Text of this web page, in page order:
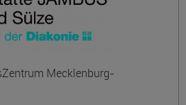
Mecklenburg-